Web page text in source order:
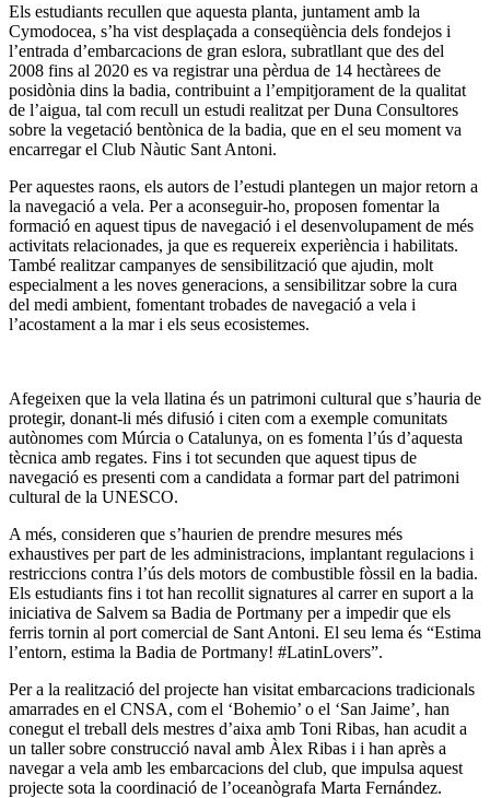
Els estudiants recullen que aquesta planta, juntament amb la
Cymodocea, s’ha vist desplaçada a conseqüència dels fondejos i
l’entrada d’embarcacions de gran eslora, subratllant que des del
2008 fins al 2020 es va registrar una pèrdua de 14 hectàrees de
posidònia dins la badia, contribuint a l’empitjorament de la qualitat
de l’aigua, tal com recull un estudi realitzat per Duna Consultores
sobre la vegetació bentònica de la badia, que en el seu moment va
encarregar el Club Nàutic Sant Antoni.
Per aquestes raons, els autors de l’estudi plantegen un major retorn a
la navegació a vela. Per a aconseguir-ho, proposen fomentar la
formació en aquest tipus de navegació i el desenvolupament de més
activitats relacionades, ja que es requereix experiència i habilitats.
També realitzar campanyes de sensibilització que ajudin, molt
especialment a les noves generacions, a sensibilitzar sobre la cura
del medi ambient, fomentant trobades de navegació a vela i
l’acostament a la mar i els seus ecosistemes.
Afegeixen que la vela llatina és un patrimoni cultural que s’hauria de
protegir, donant-li més difusió i citen com a exemple comunitats
autònomes com Múrcia o Catalunya, on es fomenta l’ús d’aquesta
tècnica amb regates. Fins i tot secunden que aquest tipus de
navegació es presenti com a candidata a formar part del patrimoni
cultural de la UNESCO.
A més, consideren que s’haurien de prendre mesures més
exhaustives per part de les administracions, implantant regulacions i
restriccions contra l’ús dels motors de combustible fòssil en la badia.
Els estudiants fins i tot han recollit signatures al carrer en suport a la
iniciativa de Salvem sa Badia de Portmany per a impedir que els
ferris tornin al port comercial de Sant Antoni. El seu lema és “Estima
l’entorn, estima la Badia de Portmany! #LatinLovers”.
Per a la realització del projecte han visitat embarcacions tradicionals
amarrades en el CNSA, com el ‘Bohemio’ o el ‘San Jaime’, han
conegut el treball dels mestres d’aixa amb Toni Ribas, han acudit a
un taller sobre construcció naval amb Àlex Ribas i i han après a
navegar a vela amb les embarcacions del club, que impulsa aquest
projecte sota la coordinació de l’oceanògrafa Marta Fernández.